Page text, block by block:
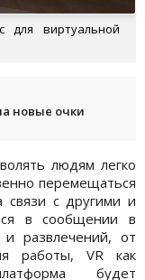
для виртуальной
новые очки
людям легко
перемещаться
связи с другими и
в сообщении в
развлечений, от
работы, VR как
будет